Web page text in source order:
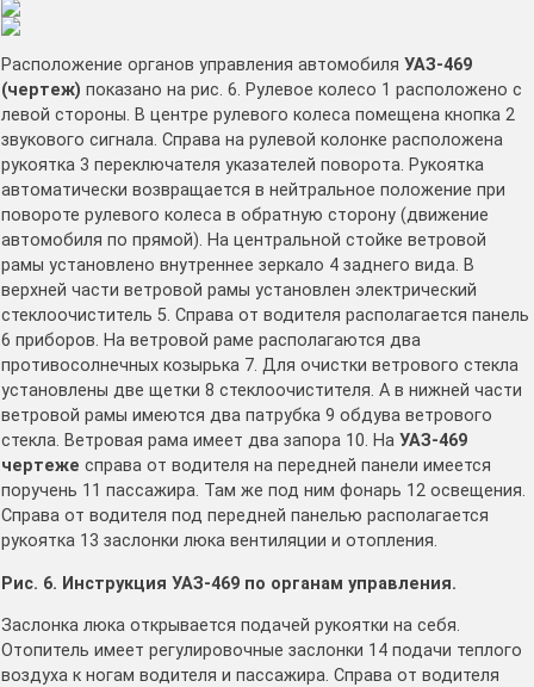
Расположение органов управления автомобиля УАЗ-469
(чертеж) показано на рис. 6. Рулевое колесо 1 расположено с
левой стороны. В центре рулевого колеса помещена кнопка 2
звукового сигнала. Справа на рулевой колонке расположена
рукоятка 3 переключателя указателей поворота. Рукоятка
автоматически возвращается в нейтральное положение при
повороте рулевого колеса в обрат­ную сторону (движение
автомобиля по прямой). На централь­ной стойке ветровой
рамы установлено внутреннее зеркало 4 заднего вида. В
верхней части ветровой рамы установлен электрический
стеклоочиститель 5. Справа от водителя располагается панель
6 приборов. На ветровой раме располагаются два
противосолнечных козырька 7. Для очистки ветрового стекла
установлены две щетки 8 стеклоочистителя. А в нижней части
ветровой рамы имеются два патрубка 9 обдува ветрового
стекла. Ветровая рама имеет два запора 10. На УАЗ-469
чертеже справа от водителя на передней панели имеется
поручень 11 пассажира. Там же под ним фонарь 12 освещения.
Справа от водителя под передней панелью располагается
рукоятка 13 заслонки люка вентиляции и отопления.
Рис. 6. Инструкция УАЗ-469 по органам управления.
Заслонка люка откры­вается подачей рукоятки на себя.
Отопитель имеет регулировоч­ные заслонки 14 подачи теплого
воздуха к ногам водителя и пассажира. Справа от водителя